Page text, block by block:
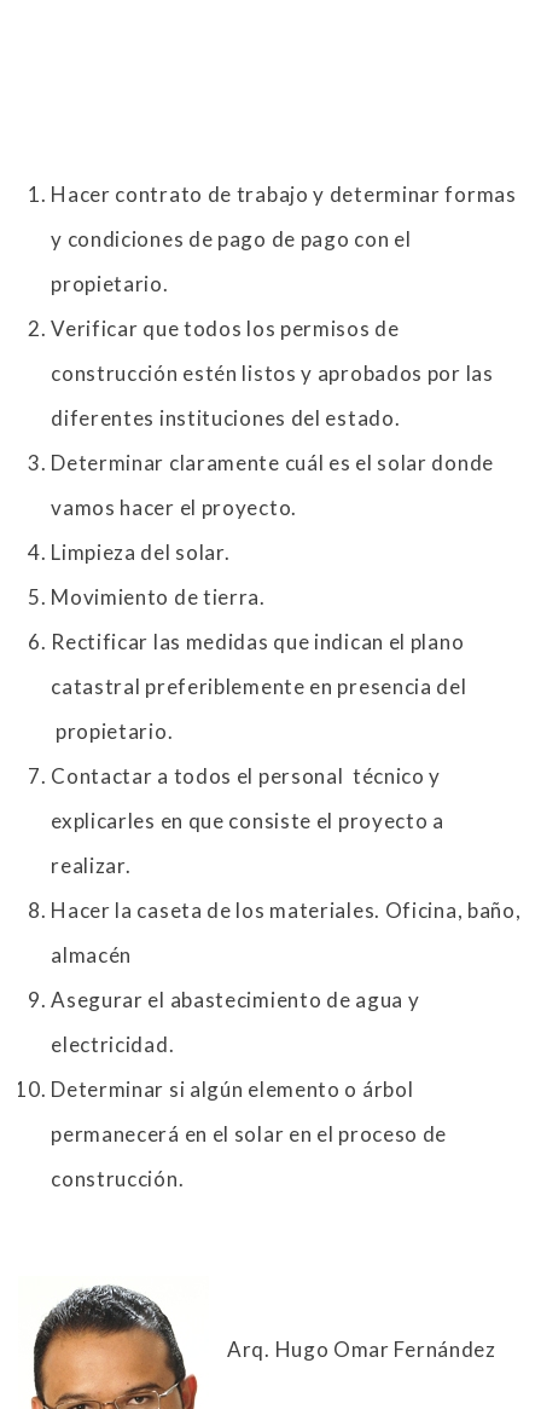
Hacer contrato de trabajo y determinar formas
y condiciones de pago de pago con el
propietario.
Verificar que todos los permisos de
construcción estén listos y aprobados por las
diferentes instituciones del estado.
Determinar claramente cuál es el solar donde
vamos hacer el proyecto.
Limpieza del solar.
Movimiento de tierra.
Rectificar las medidas que indican el plano
catastral preferiblemente en presencia del
propietario.
Contactar a todos el personal técnico y
explicarles en que consiste el proyecto a
realizar.
Hacer la caseta de los materiales. Oficina, baño,
almacén
Asegurar el abastecimiento de agua y
electricidad.
Determinar si algún elemento o árbol
permanecerá en el solar en el proceso de
construcción.
Arq. Hugo Omar Fernández